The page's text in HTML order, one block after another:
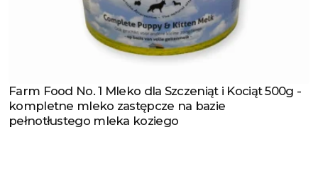
Zobacz produkt
Farm Food No. 1 Mleko dla Szczeniąt i Kociąt 500g -
kompletne mleko zastępcze na bazie
pełnotłustego mleka koziego